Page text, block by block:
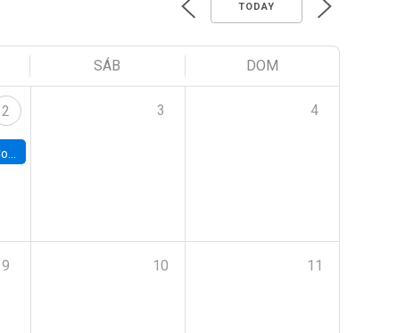
TODAY
SÁB DOM
2
UC
3 4
9 10 11